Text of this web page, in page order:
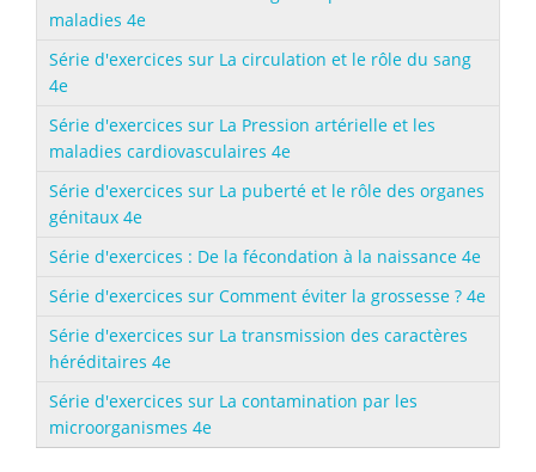
maladies 4e
Série d'exercices sur La circulation et le rôle du sang
4e
Série d'exercices sur La Pression artérielle et les
maladies cardiovasculaires 4e
Série d'exercices sur La puberté et le rôle des organes
génitaux 4e
Série d'exercices : De la fécondation à la naissance 4e
Série d'exercices sur Comment éviter la grossesse ? 4e
Série d'exercices sur La transmission des caractères
héréditaires 4e
Série d'exercices sur La contamination par les
microorganismes 4e